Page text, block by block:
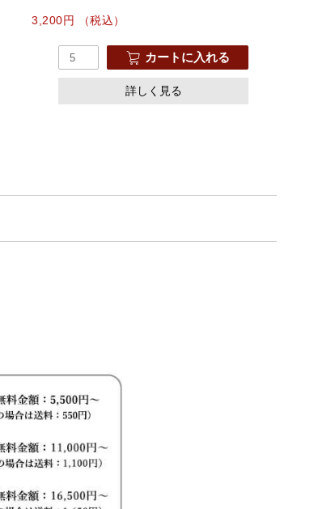
3,200円 （税込）
カートに入れる
詳しく見る